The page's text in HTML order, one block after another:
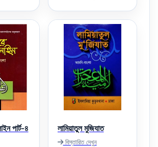
পার্ট-৪ লামিয়াতুল মুজিযাত
বিস্তারিত দেখুন